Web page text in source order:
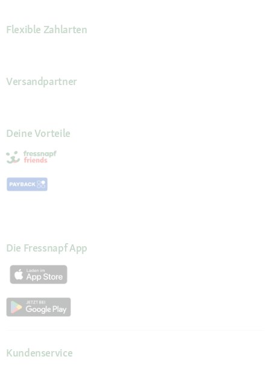
Flexible Zahlarten
Versandpartner
Deine Vorteile
Die Fressnapf App
Kundenservice